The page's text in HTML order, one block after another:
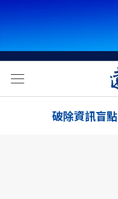
破除資訊盲點